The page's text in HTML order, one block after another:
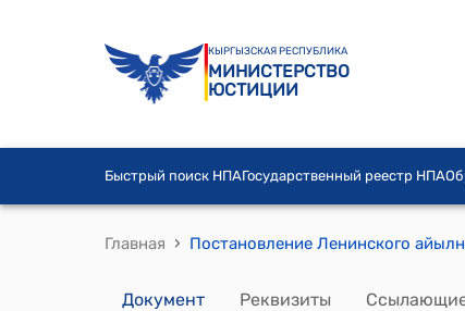
КЫРГЫЗСКАЯ РЕСПУБЛИКА
МИНИСТЕРСТВО
ЮСТИЦИИ
Быстрый поиск НПАГосударственный реестр НПА
Главная ›
Документ Реквизиты